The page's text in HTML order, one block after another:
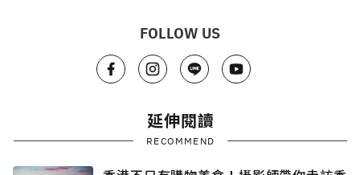
FOLLOW US
延伸閱讀
RECOMMEND